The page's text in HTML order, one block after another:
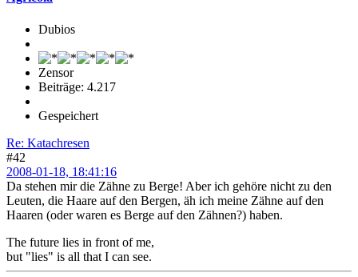
Dubios
Zensor
Beiträge: 4.217
Gespeichert
Re: Katachresen
#42
2008-01-18, 18:41:16
Da stehen mir die Zähne zu Berge! Aber ich gehöre nicht zu den
Leuten, die Haare auf den Bergen, äh ich meine Zähne auf den
Haaren (oder waren es Berge auf den Zähnen?) haben.
The future lies in front of me,
but "lies" is all that I can see.